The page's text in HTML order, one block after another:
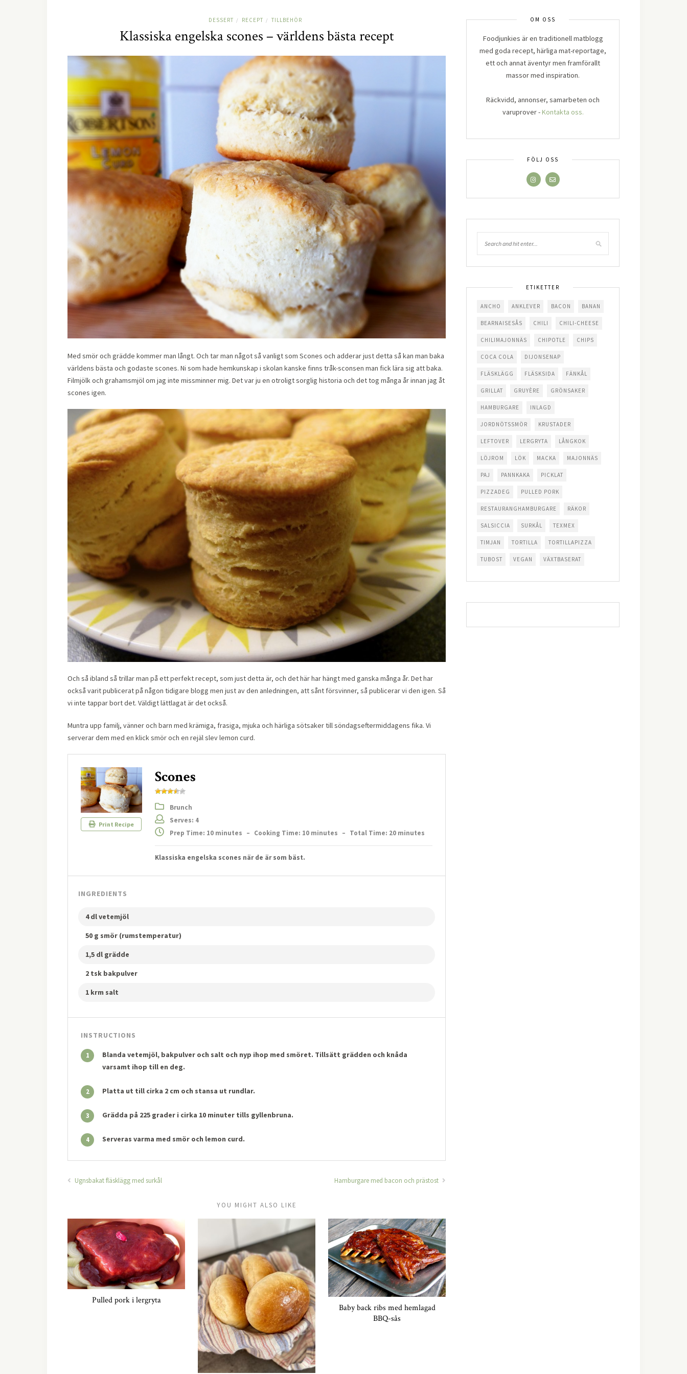
DESSERT / RECEPT / TILLBEHÖR
Klassiska engelska scones – världens bästa recept
Med smör och grädde kommer man långt. Och tar man något så vanligt som Scones och adderar just detta så kan man baka
världens bästa och godaste scones. Ni som hade hemkunskap i skolan kanske finns tråk-sconsen man fick lära sig att baka.
Filmjölk och grahamsmjöl om jag inte missminner mig. Det var ju en otroligt sorglig historia och det tog många år innan jag åt
scones igen.
Och så ibland så trillar man på ett perfekt recept, som just detta är, och det här har hängt med ganska många år. Det har
också varit publicerat på någon tidigare blogg men just av den anledningen, att sånt försvinner, så publicerar vi den igen. Så
vi inte tappar bort det. Väldigt lättlagat är det också.
Muntra upp familj, vänner och barn med krämiga, frasiga, mjuka och härliga sötsaker till söndagseftermiddagens fika. Vi
serverar dem med en klick smör och en rejäl slev lemon curd.
Print Recipe
Scones
Brunch
Serves: 4
Prep Time: 10 minutes – Cooking Time: 10 minutes – Total Time: 20 minutes
Klassiska engelska scones när de är som bäst.
INGREDIENTS
4 dl vetemjöl
50 g smör (rumstemperatur)
1,5 dl grädde
2 tsk bakpulver
1 krm salt
INSTRUCTIONS
1
Blanda vetemjöl, bakpulver och salt och nyp ihop med smöret. Tillsätt grädden och knåda
varsamt ihop till en deg.
2 Platta ut till cirka 2 cm och stansa ut rundlar.
3 Grädda på 225 grader i cirka 10 minuter tills gyllenbruna.
4 Serveras varma med smör och lemon curd.
Ugnsbakat fläsklägg med surkål Hamburgare med bacon och prästost
YOU MIGHT ALSO LIKE
Pulled pork i lergryta
Baby back ribs med hemlagad
BBQ-sås
OM OSS
Foodjunkies är en traditionell matblogg
med goda recept, härliga mat-reportage,
ett och annat äventyr men framförallt
massor med inspiration.
Räckvidd, annonser, samarbeten och
varuprover -Kontakta oss.
FÖLJ OSS
ETIKETTER
ANCHO ANKLEVER BACON BANAN
BEARNAISESÅS CHILI CHILI-CHEESE
CHILIMAJONNÄS CHIPOTLE CHIPS
COCA COLA DIJONSENAP
FLÄSKLÄGG FLÄSKSIDA FÄNKÅL
GRILLAT GRUYÈRE GRÖNSAKER
HAMBURGARE INLAGD
JORDNÖTSSMÖR KRUSTADER
LEFTOVER LERGRYTA LÅNGKOK
LÖJROM LÖK MACKA MAJONNÄS
PAJ PANNKAKA PICKLAT
PIZZADEG PULLED PORK
RESTAURANGHAMBURGARE RÄKOR
SALSICCIA SURKÅL TEXMEX
TIMJAN TORTILLA TORTILLAPIZZA
TUBOST VEGAN VÄXTBASERAT